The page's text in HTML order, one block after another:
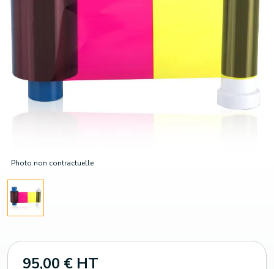
Photo non contractuelle
95,00 € HT